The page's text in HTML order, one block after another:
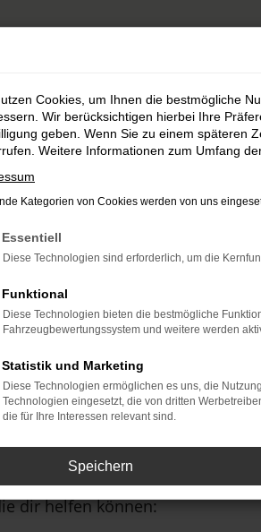
Unser
ist Ihr Autohaus, sowohl
In unserem Sortiment
dir helfen können:
Cookies, um Ihnen die bestmögliche
Wir berücksichtigen hierbei Ihre
geben. Wenn Sie zu einem späteren
Weitere Informationen zum Umfang
Kategorien von Cookies werden von uns
Essentiell
Diese Technologien sind erforderlich, um die
Funktional
Diese Technologien bieten die bestmögliche
Fahrzeugbewertungssystem und weitere werden
Statistik und Marketing
Diese Technologien ermöglichen es uns, die
Technologien eingesetzt, die von dritten
die für Ihre Interessen relevant sind.
Speichern